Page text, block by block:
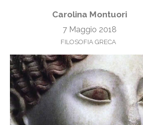
Carolina Montuori
7 Maggio 2018
FILOSOFIA GRECA